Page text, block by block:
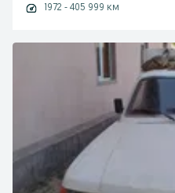
1972 - 405 999 км